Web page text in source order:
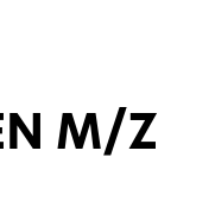
M/Z